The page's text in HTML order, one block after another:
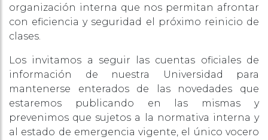
organización interna que nos permitan afrontar
con eficiencia y seguridad el próximo reinicio de
clases.
Los invitamos a seguir las cuentas oficiales de
información de nuestra Universidad para
mantenerse enterados de las novedades que
estaremos publicando en las mismas y
prevenimos que sujetos a la normativa interna y
al estado de emergencia vigente, el único vocero